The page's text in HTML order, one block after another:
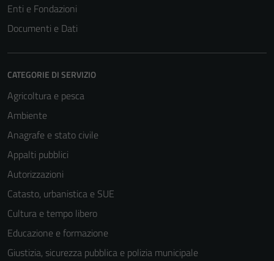
Enti e Fondazioni
Documenti e Dati
CATEGORIE DI SERVIZIO
Agricoltura e pesca
Ambiente
Anagrafe e stato civile
Appalti pubblici
Autorizzazioni
Catasto, urbanistica e SUE
Cultura e tempo libero
Educazione e formazione
Giustizia, sicurezza pubblica e polizia municipale